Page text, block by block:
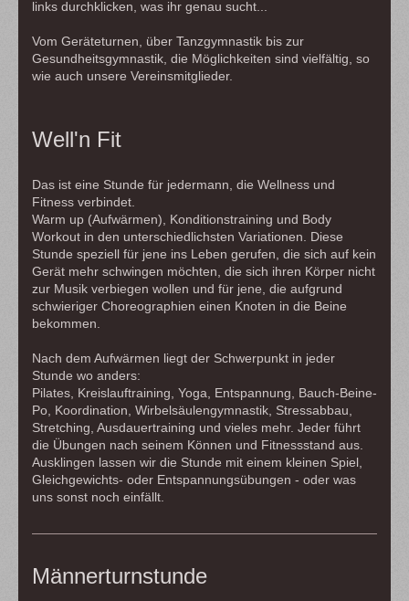
links durchklicken, was ihr genau sucht...
Vom Geräteturnen, über Tanzgymnastik bis zur
Gesundheitsgymnastik, die Möglichkeiten sind vielfältig, so
wie auch unsere Vereinsmitglieder.
Well'n Fit
Das ist eine Stunde für jedermann, die Wellness und
Fitness verbindet.
Warm up (Aufwärmen), Konditionstraining und Body
Workout in den unterschiedlichsten Variationen. Diese
Stunde speziell für jene ins Leben gerufen, die sich auf kein
Gerät mehr schwingen möchten, die sich ihren Körper nicht
zur Musik verbiegen wollen und für jene, die aufgrund
schwieriger Choreographien einen Knoten in die Beine
bekommen.
Nach dem Aufwärmen liegt der Schwerpunkt in jeder
Stunde wo anders:
Pilates, Kreislauftraining, Yoga, Entspannung, Bauch-Beine-
Po, Koordination, Wirbelsäulengymnastik, Stressabbau,
Stretching, Ausdauertraining und vieles mehr. Jeder führt
die Übungen nach seinem Können und Fitnessstand aus.
Ausklingen lassen wir die Stunde mit einem kleinen Spiel,
Gleichgewichts- oder Entspannungsübungen - oder was
uns sonst noch einfällt.
Männerturnstunde